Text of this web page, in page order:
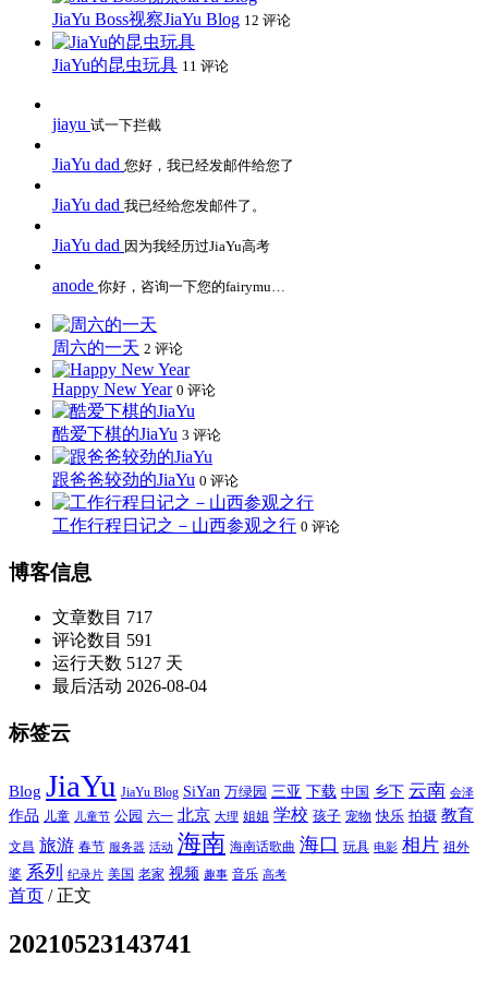
JiaYu Boss视察JiaYu Blog 12 评论
JiaYu的昆虫玩具 11 评论
jiayu 试一下拦截
JiaYu dad 您好，我已经发邮件给您了
JiaYu dad 我已经给您发邮件了。
JiaYu dad 因为我经历过JiaYu高考
anode 你好，咨询一下您的fairymu…
周六的一天 2 评论
Happy New Year 0 评论
酷爱下棋的JiaYu 3 评论
跟爸爸较劲的JiaYu 0 评论
工作行程日记之－山西参观之行 0 评论
博客信息
文章数目 717
评论数目 591
运行天数 5127 天
最后活动 2026-08-04
标签云
Blog JiaYu JiaYu Blog SiYan 万绿园 三亚 下载 中国 乡下 云南 会泽
作品 儿童 儿童节 公园 六一 北京 大理 姐姐 学校 孩子 宠物 快乐 拍摄 教育
文昌 旅游 春节 服务器 活动 海南 海南话歌曲 海口 玩具 电影 相片 祖外
婆 系列 纪录片 美国 老家 视频 趣事 音乐 高考
首页 / 正文
20210523143741